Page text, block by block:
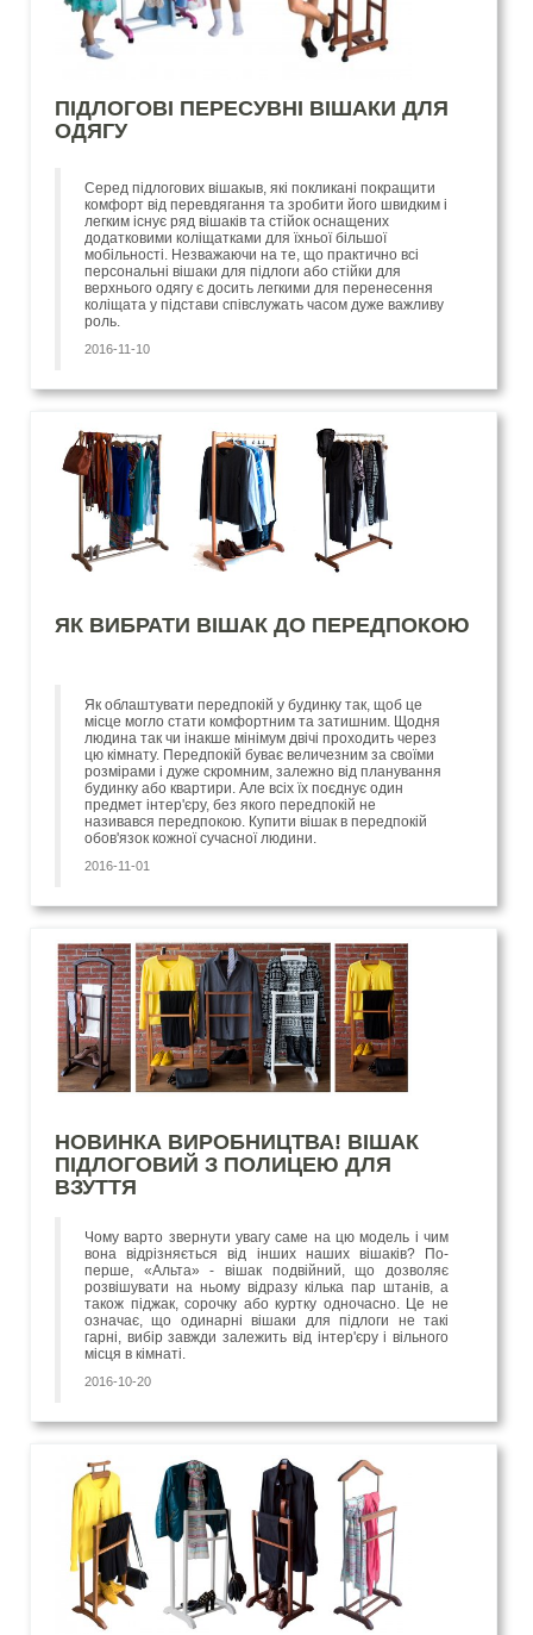
ПІДЛОГОВІ ПЕРЕСУВНІ ВІШАКИ ДЛЯ
ОДЯГУ
Серед підлогових вішакыв, які покликані покращити
комфорт від перевдягання та зробити його швидким і
легким існує ряд вішаків та стійок оснащених
додатковими коліщатками для їхньої більшої
мобільності. Незважаючи на те, що практично всі
персональні вішаки для підлоги або стійки для
верхнього одягу є досить легкими для перенесення
коліщата у підстави співслужать часом дуже важливу
роль.
2016-11-10
ЯК ВИБРАТИ ВІШАК ДО ПЕРЕДПОКОЮ
Як облаштувати передпокій у будинку так, щоб це
місце могло стати комфортним та затишним. Щодня
людина так чи інакше мінімум двічі проходить через
цю кімнату. Передпокій буває величезним за своїми
розмірами і дуже скромним, залежно від планування
будинку або квартири. Але всіх їх поєднує один
предмет інтер'єру, без якого передпокій не
називався передпокою. Купити вішак в передпокій
обов'язок кожної сучасної людини.
2016-11-01
НОВИНКА ВИРОБНИЦТВА! ВІШАК
ПІДЛОГОВИЙ З ПОЛИЦЕЮ ДЛЯ
ВЗУТТЯ
Чому варто звернути увагу саме на цю модель і чим
вона відрізняється від інших наших вішаків? По-
перше, «Альта» - вішак подвійний, що дозволяє
розвішувати на ньому відразу кілька пар штанів, а
також піджак, сорочку або куртку одночасно. Це не
означає, що одинарні вішаки для підлоги не такі
гарні, вибір завжди залежить від інтер'єру і вільного
місця в кімнаті.
2016-10-20